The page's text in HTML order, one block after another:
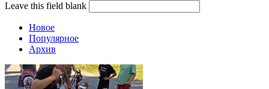
Leave this field blank
Новое
Популярное
Архив